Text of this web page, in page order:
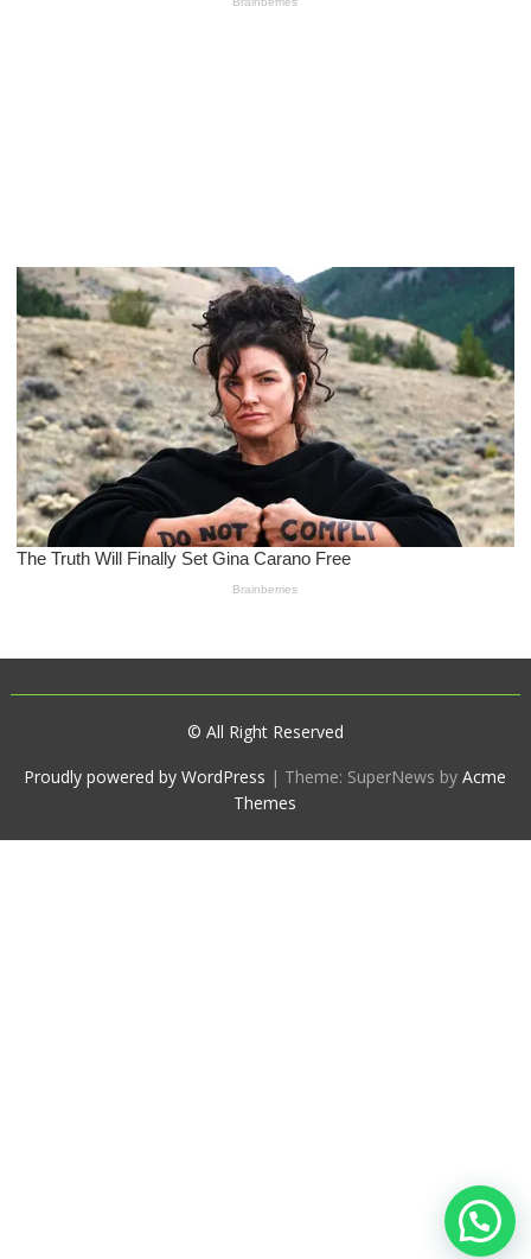
© All Right Reserved
Proudly powered by WordPress | Theme: SuperNews byAcme
Themes